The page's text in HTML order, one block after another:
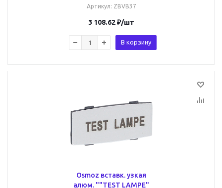
Артикул: ZBVB37
3 108.62₽/шт
В корзину
Osmoz вставк. узкая
алюм. ""TEST LAMPE"